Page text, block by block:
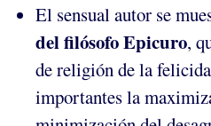
El sensual autor se
del filósofo Epicuro,
de religión de la
importantes la